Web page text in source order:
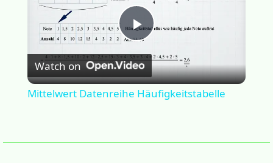
Play
Video
Watch on
Mittelwert Datenreihe Häufigkeitstabelle